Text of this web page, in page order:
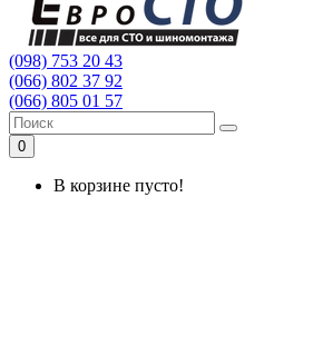
(098) 753 20 43
(066) 802 37 92
(066) 805 01 57
0
В корзине пусто!